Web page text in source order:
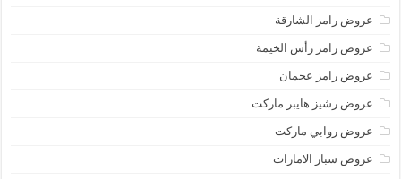
عروض رامز الشارقة
عروض رامز رأس الخيمة
عروض رامز عجمان
عروض رشيز هايبر ماركت
عروض روابي ماركت
عروض سبار الامارات